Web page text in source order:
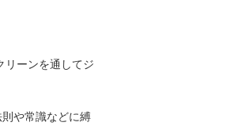
リーンを通してジ
や常識などに縛